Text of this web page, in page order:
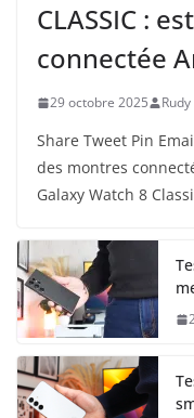
CLASSIC :
connectée
29 octobre 2025 Rudy
Share Tweet Pin
des montres
Galaxy Watch 8